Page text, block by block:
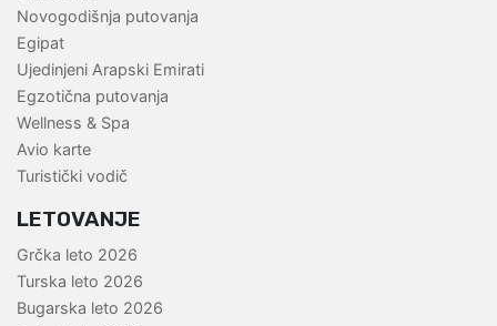
Novogodišnja putovanja
Egipat
Ujedinjeni Arapski Emirati
Egzotična putovanja
Wellness & Spa
Avio karte
Turistički vodič
LETOVANJE
Grčka leto 2026
Turska leto 2026
Bugarska leto 2026